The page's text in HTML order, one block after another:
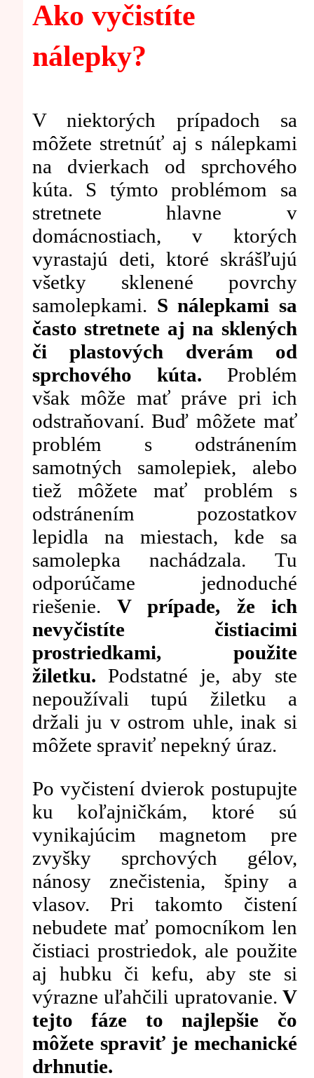
Ako vyčistíte
nálepky?
V niektorých prípadoch sa
môžete stretnúť aj s nálepkami
na dvierkach od sprchového
kúta. S týmto problémom sa
stretnete hlavne v
domácnostiach, v ktorých
vyrastajú deti, ktoré skrášľujú
všetky sklenené povrchy
samolepkami. S nálepkami sa
často stretnete aj na sklených
či plastových dverám od
sprchového kúta. Problém
však môže mať práve pri ich
odstraňovaní. Buď môžete mať
problém s odstránením
samotných samolepiek, alebo
tiež môžete mať problém s
odstránením pozostatkov
lepidla na miestach, kde sa
samolepka nachádzala. Tu
odporúčame jednoduché
riešenie.V prípade, že ich
nevyčistíte čistiacimi
prostriedkami, použite
žiletku. Podstatné je, aby ste
nepoužívali tupú žiletku a
držali ju v ostrom uhle, inak si
môžete spraviť nepekný úraz.
Po vyčistení dvierok postupujte
ku koľajničkám, ktoré sú
vynikajúcim magnetom pre
zvyšky sprchových gélov,
nánosy znečistenia, špiny a
vlasov. Pri takomto čistení
nebudete mať pomocníkom len
čistiaci prostriedok, ale použite
aj hubku či kefu, aby ste si
výrazne uľahčili upratovanie. V
tejto fáze to najlepšie čo
môžete spraviť je mechanické
drhnutie.